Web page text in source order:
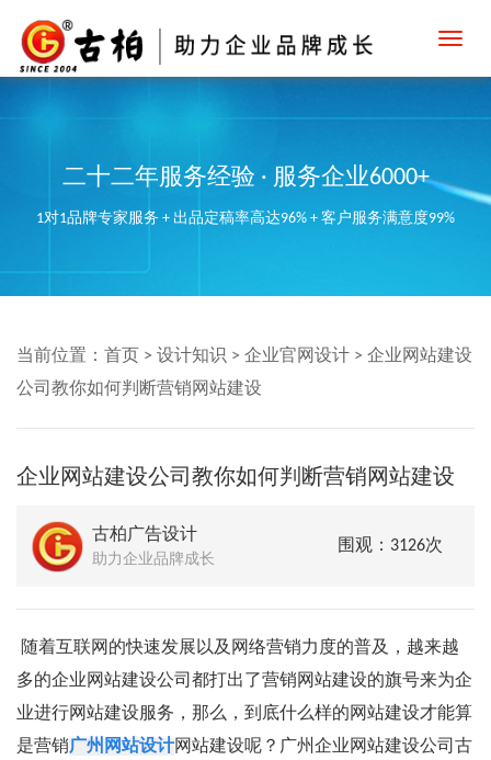
二十二年服务经验 · 服务企业6000+
1对1品牌专家服务 + 出品定稿率高达96% + 客户服务满意度99%
当前位置： 首页 > 设计知识 > 企业官网设计 > 企业网站建设
公司教你如何判断营销网站建设
企业网站建设公司教你如何判断营销网站建设
古柏广告设计
助力企业品牌成长
围观：3126次
随着互联网的快速发展以及网络营销力度的普及，越来越
多的企业网站建设公司都打出了营销网站建设的旗号来为企
业进行网站建设服务，那么，到底什么样的网站建设才能算
是营销广州网站设计网站建设呢？广州企业网站建设公司古